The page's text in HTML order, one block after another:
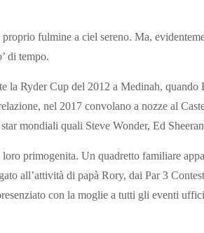
fulmine a ciel sereno. Ma,
di tempo.
la Ryder Cup del 2012 a Medinah,
nel 2017 convolano a nozze al
mondiali quali Steve Wonder, Ed
primogenita. Un quadretto familiare
all’attività di papà Rory, dai Par 3
con la moglie a tutti gli eventi